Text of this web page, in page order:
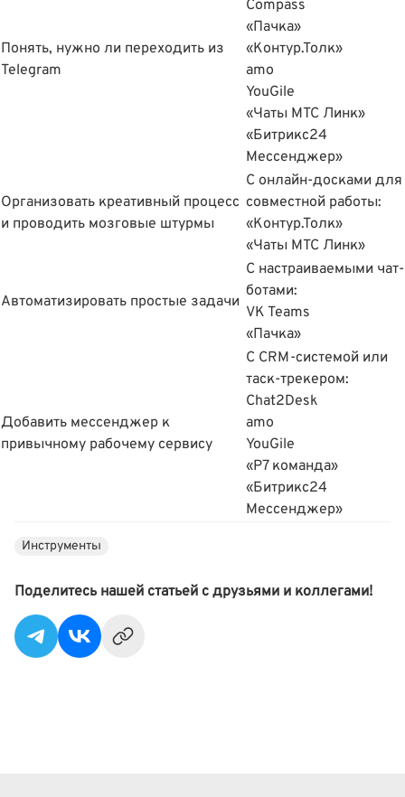
Понять, нужно ли переходить из
Telegram
Compass
«Пачка»
«Контур.Толк»
amo
YouGile
«Чаты МТС Линк»
«Битрикс24
Мессенджер»
Организовать креативный процесс
и проводить мозговые штурмы
С онлайн-досками для
совместной работы:
«Контур.Толк»
«Чаты МТС Линк»
Автоматизировать простые задачи
С настраиваемыми чат-
ботами:
VK Teams
«Пачка»
Добавить мессенджер к
привычному рабочему сервису
С CRM-системой или
таск-трекером:
Chat2Desk
amo
YouGile
«Р7 команда»
«Битрикс24
Мессенджер»
Инструменты
Поделитесь нашей статьей с друзьями и коллегами!